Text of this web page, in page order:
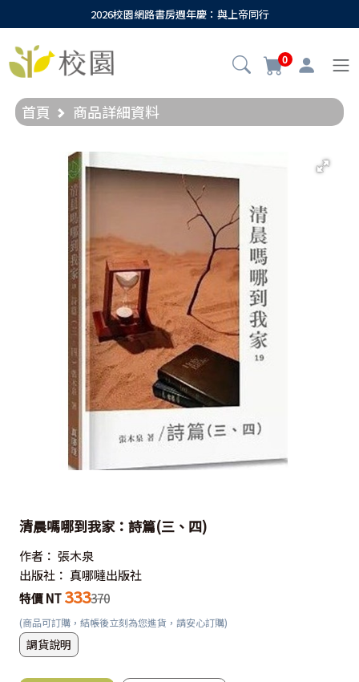
2026校園網路書房週年慶：與上帝同行
0
首頁 商品詳細資料
清晨嗎哪到我家：詩篇(三、四)
作者： 張木泉
出版社： 真哪噠出版社
特價 NT 333370
(商品可訂購，結帳後立刻為您進貨，請安心訂購)
調貨說明